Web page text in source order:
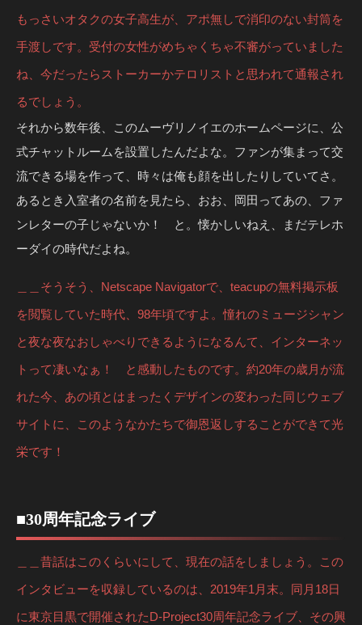
もっさいオタクの女子高生が、アポ無しで消印のない封筒を
手渡しです。受付の女性がめちゃくちゃ不審がっていました
ね、今だったらストーカーかテロリストと思われて通報され
るでしょう。
それから数年後、このムーヴリノイエのホームページに、公
式チャットルームを設置したんだよな。ファンが集まって交
流できる場を作って、時々は俺も顔を出したりしていてさ。
あるとき入室者の名前を見たら、おお、岡田ってあの、ファ
ンレターの子じゃないか！ と。懐かしいねえ、まだテレホ
ーダイの時代だよね。
＿＿そうそう、Netscape Navigatorで、teacupの無料掲示板
を閲覧していた時代、98年頃ですよ。憧れのミュージシャン
と夜な夜なおしゃべりできるようになるんて、インターネッ
トって凄いなぁ！ と感動したものです。約20年の歳月が流
れた今、あの頃とはまったくデザインの変わった同じウェブ
サイトに、このようなかたちで御恩返しすることができて光
栄です！
■30周年記念ライブ
＿＿昔話はこのくらいにして、現在の話をしましょう。この
インタビューを収録しているのは、2019年1月末。同月18日
に東京目黒で開催されたD-Project30周年記念ライブ、その興